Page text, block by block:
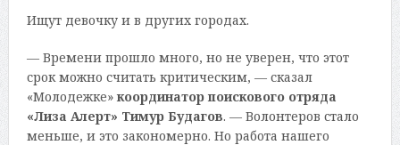
Ищут девочку и в других городах.
— Времени прошло много, но не уверен, что этот
срок можно считать критическим, — сказал
«Молодежке» координатор поискового отряда
«Лиза Алерт» Тимур Будагов. — Волонтеров стало
меньше, и это закономерно. Но работа нашего